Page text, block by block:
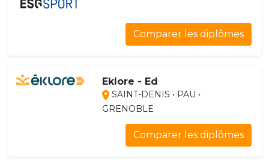
Comparer les diplômes
Eklore - Ed
SAINT-DENIS • PAU •
GRENOBLE
Comparer les diplômes